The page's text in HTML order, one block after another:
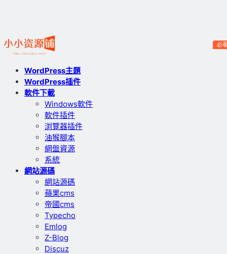
WordPress主題
WordPress插件
軟件下載
Windows軟件
軟件插件
浏覽器插件
油猴腳本
網盤資源
系統
網站源碼
網站源碼
蘋果cms
帝國cms
Typecho
Emlog
Z-Blog
Discuz
必